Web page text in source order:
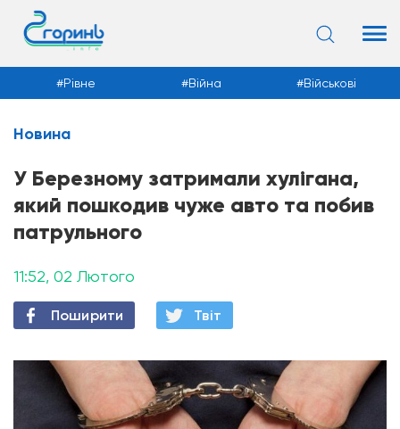
Новини
Рівне Війна Військові
Новина
У Березному затримали хулігана,
який пошкодив чуже авто та побив
патрульного
11:52, 02 Лютого
Поширити Твiт